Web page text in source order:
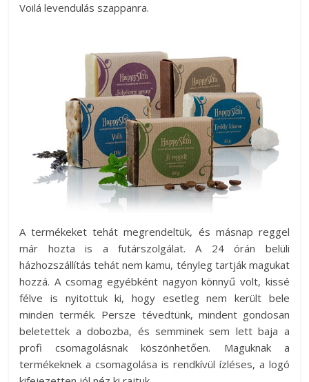
Voilá levendulás szappanra.
A termékeket tehát megrendeltük, és másnap reggel
már hozta is a futárszolgálat. A 24 órán belüli
házhozszállítás tehát nem kamu, tényleg tartják magukat
hozzá. A csomag egyébként nagyon könnyű volt, kissé
félve is nyitottuk ki, hogy esetleg nem került bele
minden termék. Persze tévedtünk, mindent gondosan
beletettek a dobozba, és semminek sem lett baja a
profi csomagolásnak köszönhetően. Maguknak a
termékeknek a csomagolása is rendkívül ízléses, a logó